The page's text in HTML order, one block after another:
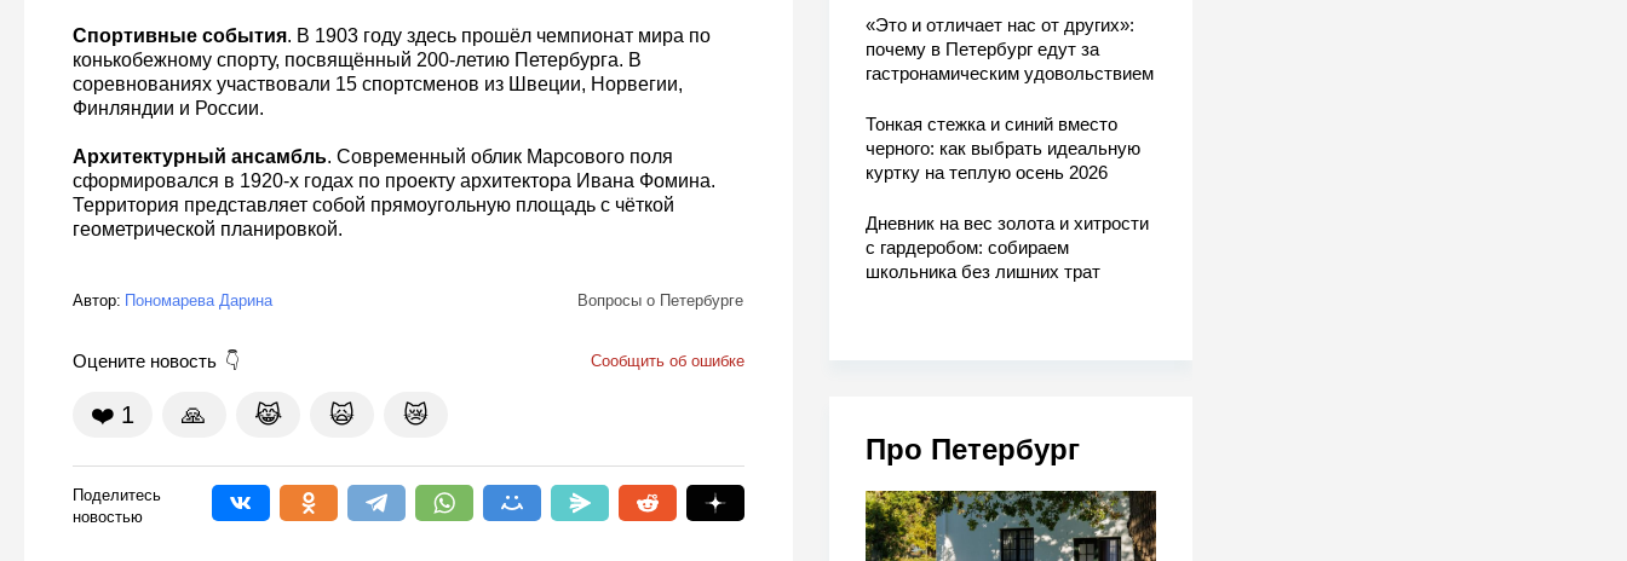
«Это и отличает нас от других»:
почему в Петербург едут за
гастронамическим удовольствием
Тонкая стежка и синий вместо
черного: как выбрать идеальную
куртку на теплую осень 2026
Дневник на вес золота и хитрости
с гардеробом: собираем
школьника без лишних трат
Про Петербург
Спортивные события. В 1903 году здесь прошёл чемпионат мира по
конькобежному спорту, посвящённый 200-летию Петербурга. В
соревнованиях участвовали 15 спортсменов из Швеции, Норвегии,
Финляндии и России.
Архитектурный ансамбль. Современный облик Марсового поля
сформировался в 1920-х годах по проекту архитектора Ивана Фомина.
Территория представляет собой прямоугольную площадь с чёткой
геометрической планировкой.
Автор: Пономарева Дарина Вопросы о Петербурге
Оцените новость Сообщить об ошибке
❤️ 1 🙏 😹 🙀 😿
Поделитесь
новостью